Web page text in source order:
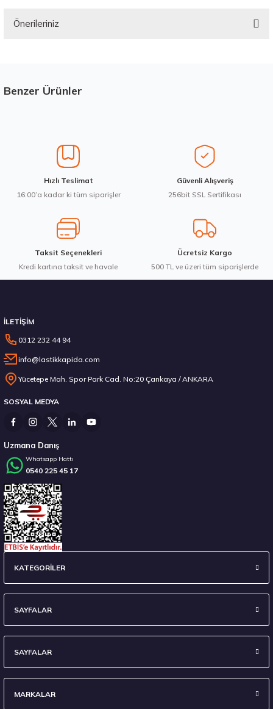
Önerileriniz
Görüş ve önerileriniz için teşekkür ederiz.
Ürün bilgilerinde hatalar bulunuyor.
Ürün fiyatı diğer sitelerden daha pahalı.
Bu ürüne benzer farklı alternatifler olmalı.
Benzer Ürünler
Bridgestone 275/35R21 103V XL Blizzak LM005 Kış 2023
14.987,50 ₺
12.471,80 ₺
Stokta 2 Adet
Hızlı Teslimat
16:00’a kadar ki tüm siparişler
Güvenli Alışveriş
256bit SSL Sertifikası
Taksit Seçenekleri
Kredi kartına taksit ve havale
Ücretsiz Kargo
500 TL ve üzeri tüm siparişlerde
İLETİŞİM
0312 232 44 94
info@lastikkapida.com
Yücetepe Mah. Spor Park Cad. No:20 Çankaya / ANKARA
SOSYAL MEDYA
Uzmana Danış
Whatsapp Hattı
0540 225 45 17
KATEGORİLER
SAYFALAR
SAYFALAR
MARKALAR